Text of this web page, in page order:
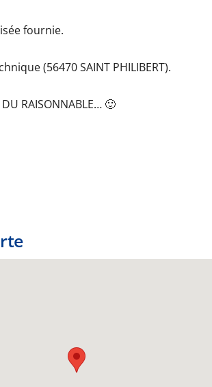
fournie.
(56470 SAINT PHILIBERT).
DU RAISONNABLE… 🙂